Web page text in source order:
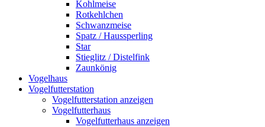
Kohlmeise
Rotkehlchen
Schwanzmeise
Spatz / Haussperling
Star
Stieglitz / Distelfink
Zaunkönig
Vogelhaus
Vogelfutterstation
Vogelfutterstation anzeigen
Vogelfutterhaus
Vogelfutterhaus anzeigen